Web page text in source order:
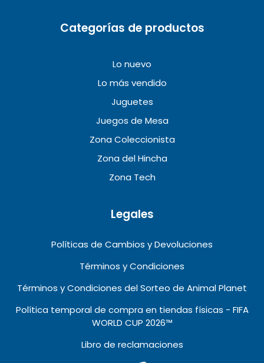
Categorías de productos
Lo nuevo
Lo más vendido
Juguetes
Juegos de Mesa
Zona Coleccionista
Zona del Hincha
Zona Tech
Legales
Políticas de Cambios y Devoluciones
Términos y Condiciones
Términos y Condiciones del Sorteo de Animal Planet
Política temporal de compra en tiendas físicas - FIFA
WORLD CUP 2026™️
Libro de reclamaciones